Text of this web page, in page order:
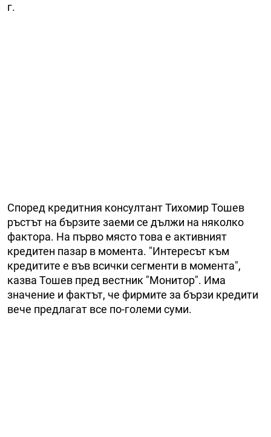
г.
Според кредитния консултант Тихомир Тошев
ръстът на бързите заеми се дължи на няколко
фактора. На първо място това е активният
кредитен пазар в момента. "Интересът към
кредитите е във всички сегменти в момента",
казва Тошев пред вестник "Монитор". Има
значение и фактът, че фирмите за бързи кредити
вече предлагат все по-големи суми.